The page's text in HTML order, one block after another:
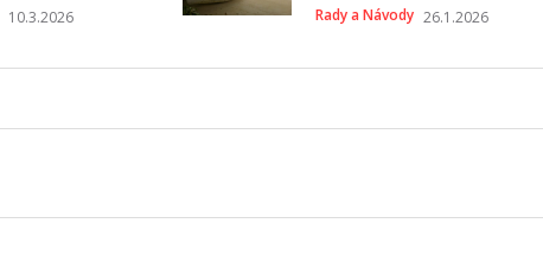
10.3.2026 Rady a Návody 26.1.2026